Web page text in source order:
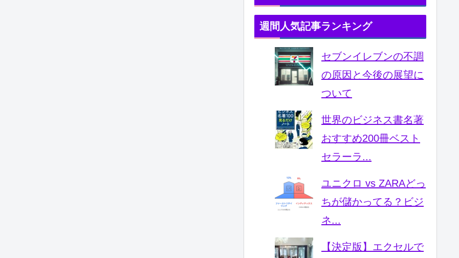
週間人気記事ランキング
セブンイレブンの不調
の原因と今後の展望に
ついて
世界のビジネス書名著
おすすめ200冊ベスト
セラーラ...
ユニクロ vs ZARAどっ
ちが儲かってる？ビジ
ネ...
【決定版】エクセルで